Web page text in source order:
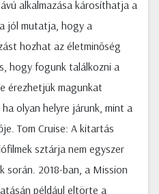
alkalmazása károsíthatja a
jól mutatja, hogy a
hozhat az életminőség
hogy fogunk találkozni a
érezhetjük magunkat
olyan helyre járunk, mint a
Tom Cruise: A kitartás
sztárja nem egyszer
során. 2018-ban, a Mission
például eltörte a